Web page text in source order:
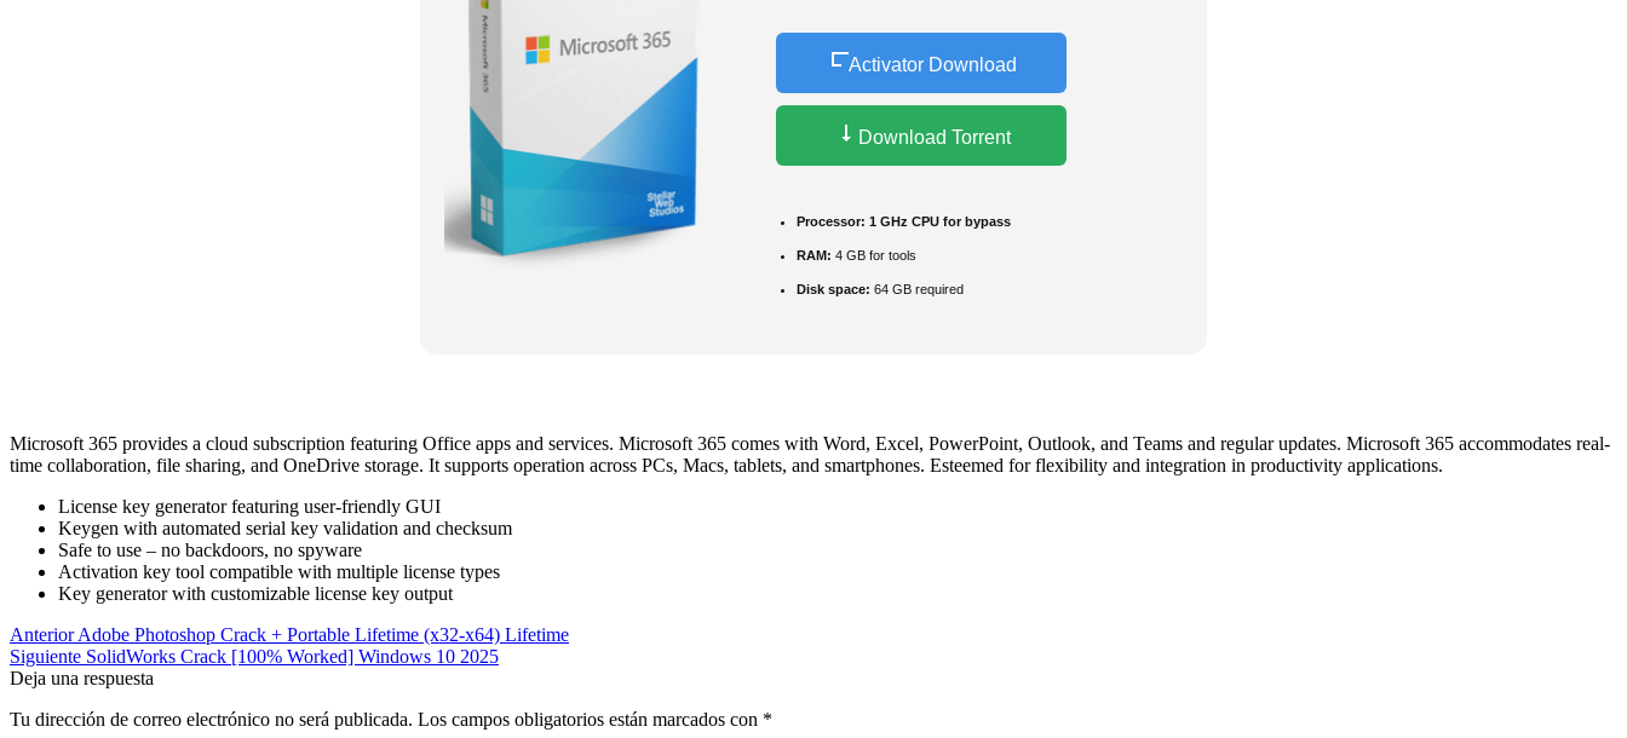
Activator Download
Download Torrent
Processor: 1 GHz CPU for bypass
RAM: 4 GB for tools
Disk space: 64 GB required
Microsoft 365 provides a cloud subscription featuring Office apps and services. Microsoft 365 comes with Word, Excel, PowerPoint, Outlook, and Teams and regular updates. Microsoft 365 accommodates real-
time collaboration, file sharing, and OneDrive storage. It supports operation across PCs, Macs, tablets, and smartphones. Esteemed for flexibility and integration in productivity applications.
License key generator featuring user-friendly GUI
Keygen with automated serial key validation and checksum
Safe to use – no backdoors, no spyware
Activation key tool compatible with multiple license types
Key generator with customizable license key output
AnteriorAdobe Photoshop Crack + Portable Lifetime (x32-x64) Lifetime
Siguiente SolidWorks Crack [100% Worked] Windows 10 2025
Deja una respuesta
Tu dirección de correo electrónico no será publicada. Los campos obligatorios están marcados con *